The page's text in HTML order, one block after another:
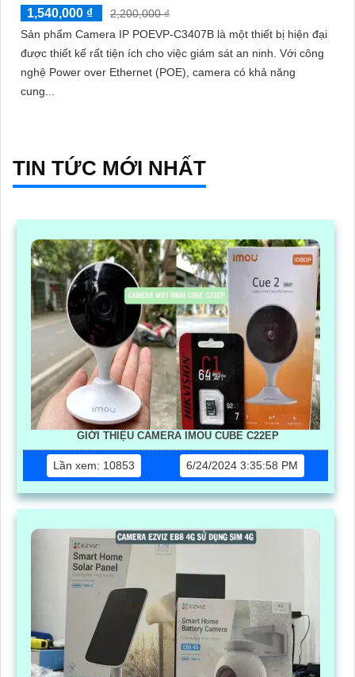
1,540,000 ₫
2,200,000 ₫
Sản phẩm Camera IP POEVP-C3407B là một thiết bị hiện đại
được thiết kế rất tiện ích cho việc giám sát an ninh. Với công
nghệ Power over Ethernet (POE), camera có khả năng
cung...
TIN TỨC MỚI NHẤT
GIỚI THIỆU CAMERA IMOU CUBE C22EP
Lần xem: 10853 6/24/2024 3:35:58 PM